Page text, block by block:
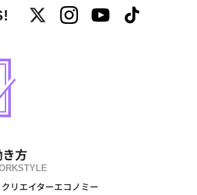
方
クリエイターエコノミー